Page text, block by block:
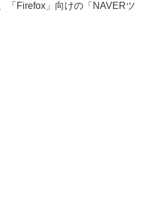
「Firefox」向けの「NAVERツ